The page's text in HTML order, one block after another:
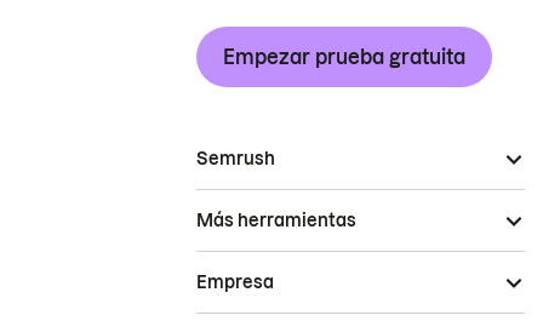
Empezar prueba gratuita
Semrush
Más herramientas
Empresa